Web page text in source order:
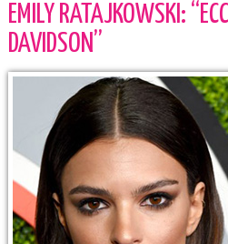
EMILY RATAJKOWSKI:
DAVIDSON”